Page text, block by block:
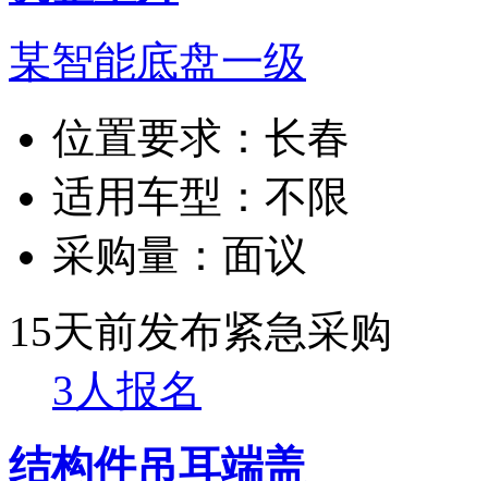
某智能底盘一级
位置要求： 长春
适用车型： 不限
采购量： 面议
15天前发布紧急采购
3人报名
结构件吊耳端盖